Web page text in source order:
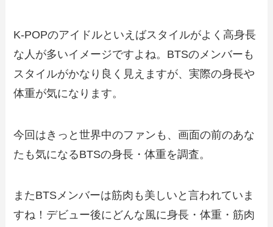
K-POPのアイドルといえばスタイルがよく高身長
な人が多いイメージですよね。BTSのメンバーも
スタイルがかなり良く見えますが、実際の身長や
体重が気になります。
今回はきっと世界中のファンも、画面の前のあな
たも気になるBTSの身長・体重を調査。
またBTSメンバーは筋肉も美しいと言われていま
すね！デビュー後にどんな風に身長・体重・筋肉